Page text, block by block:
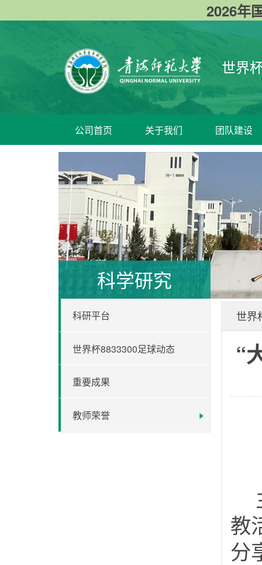
2026年
世界
公司首页 关于我们 团队建设
科学研究
科研平台
世界杯8833300足球动态
重要成果
教师荣誉
世界
“
教
分